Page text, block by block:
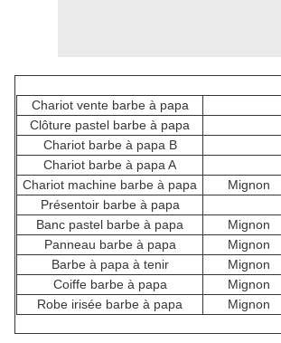
Chariot vente barbe à papa
Clôture pastel barbe à papa
Chariot barbe à papa B
Chariot barbe à papa A
Chariot machine barbe à papa
Mignon
Présentoir barbe à papa
Banc pastel barbe à papa
Mignon
Panneau barbe à papa
Mignon
Barbe à papa à tenir
Mignon
Coiffe barbe à papa
Mignon
Robe irisée barbe à papa
Mignon